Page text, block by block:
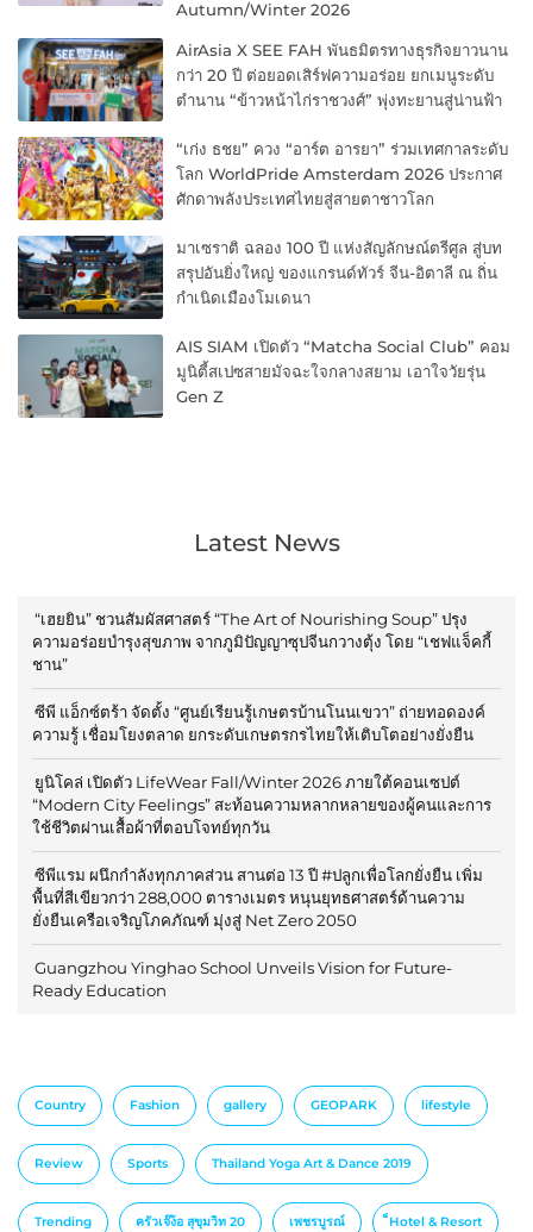
Autumn/Winter 2026
AirAsia X SEE FAH พันธมิตรทางธุรกิจยาวนาน
กว่า 20 ปี ต่อยอดเสิร์ฟความอร่อย ยกเมนูระดับ
ตำนาน “ข้าวหน้าไก่ราชวงศ์” พุ่งทะยานสู่น่านฟ้า
“เก่ง ธชย” ควง “อาร์ต อารยา” ร่วมเทศกาลระดับ
โลก WorldPride Amsterdam 2026 ประกาศ
ศักดาพลังประเทศไทยสู่สายตาชาวโลก
มาเซราติ ฉลอง 100 ปี แห่งสัญลักษณ์ตรีศูล สู่บท
สรุปอันยิ่งใหญ่ ของแกรนด์ทัวร์ จีน-อิตาลี ณ ถิ่น
กำเนิดเมืองโมเดนา
AIS SIAM เปิดตัว “Matcha Social Club” คอม
มูนิตี้สเปซสายมัจฉะใจกลางสยาม เอาใจวัยรุ่น
Gen Z
Latest News
“เฮยยิน” ชวนสัมผัสศาสตร์ “The Art of Nourishing Soup” ปรุง
ความอร่อยบำรุงสุขภาพ จากภูมิปัญญาซุปจีนกวางตุ้ง โดย “เชฟแจ็คกี้
ชาน”
ซีพี แอ็กซ์ตร้า จัดตั้ง “ศูนย์เรียนรู้เกษตรบ้านโนนเขวา” ถ่ายทอดองค์
ความรู้ เชื่อมโยงตลาด ยกระดับเกษตรกรไทยให้เติบโตอย่างยั่งยืน
ยูนิโคล่ เปิดตัว LifeWear Fall/Winter 2026 ภายใต้คอนเซปต์
“Modern City Feelings” สะท้อนความหลากหลายของผู้คนและการ
ใช้ชีวิตผ่านเสื้อผ้าที่ตอบโจทย์ทุกวัน
ซีพีแรม ผนึกกำลังทุกภาคส่วน สานต่อ 13 ปี #ปลูกเพื่อโลกยั่งยืน เพิ่ม
พื้นที่สีเขียวกว่า 288,000 ตารางเมตร หนุนยุทธศาสตร์ด้านความ
ยั่งยืนเครือเจริญโภคภัณฑ์ มุ่งสู่ Net Zero 2050
Guangzhou Yinghao School Unveils Vision for Future-
Ready Education
Country Fashion gallery GEOPARK lifestyle
Review Sports Thailand Yoga Art & Dance 2019
Trending ครัวเจ๊ง้อ สุขุมวิท 20 เพชรบูรณ์ ็Hotel & Resort